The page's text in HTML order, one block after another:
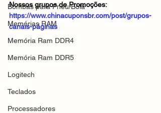
Bombas para Pneu/Bola
Memórias RAM
Memória Ram DDR4
Memória Ram DDR5
Logitech
Teclados
Processadores
Nossos grupos de Promoções:
https://www.chinacuponsbr.com/post/grupos-
canais-páginas